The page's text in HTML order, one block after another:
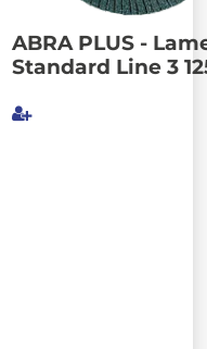
ABRA PLUS -
Standard Line 3
Poslat známému